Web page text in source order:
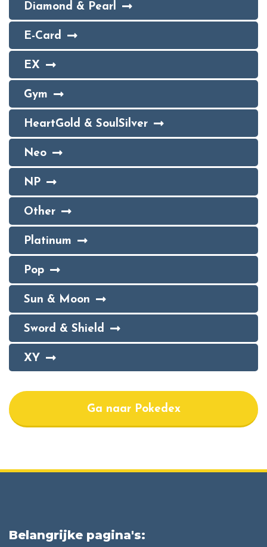
Diamond & Pearl
E-Card
EX
Gym
HeartGold & SoulSilver
Neo
NP
Other
Platinum
Pop
Sun & Moon
Sword & Shield
XY
Ga naar Pokedex
Belangrijke pagina's: